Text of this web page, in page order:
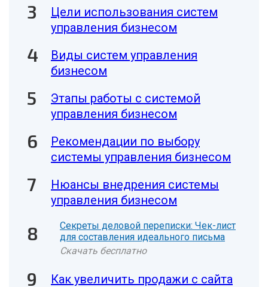
Цели использования систем
управления бизнесом
Виды систем управления
бизнесом
Этапы работы с системой
управления бизнесом
Рекомендации по выбору
системы управления бизнесом
Нюансы внедрения системы
управления бизнесом
Секреты деловой переписки: Чек-лист
для составления идеального письма
Скачать бесплатно
Как увеличить продажи с сайта